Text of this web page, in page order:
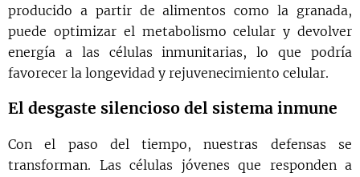
producido a partir de alimentos como la granada,
puede optimizar el metabolismo celular y devolver
energía a las células inmunitarias, lo que podría
favorecer la longevidad y rejuvenecimiento celular.
El desgaste silencioso del sistema inmune
Con el paso del tiempo, nuestras defensas se
transforman. Las células jóvenes que responden a